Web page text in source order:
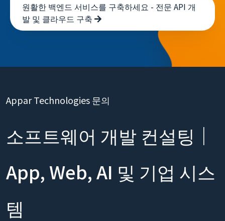
원활한 백엔드 서비스를 구축하세요 - 전문 API 개
발 및 클라우드 구축
Appar Technologies 문의
소프트웨어 개발 컨설팅｜
App, Web, AI 및 기업 시스
템